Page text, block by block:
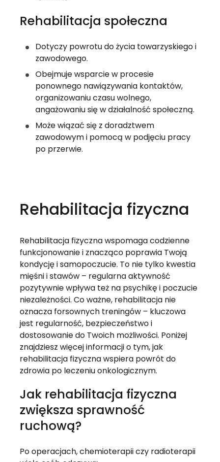
Rehabilitacja społeczna
Dotyczy powrotu do życia towarzyskiego i
zawodowego.
Obejmuje wsparcie w procesie
ponownego nawiązywania kontaktów,
organizowaniu czasu wolnego,
angażowaniu się w działalność społeczną.
Może wiązać się z doradztwem
zawodowym i pomocą w podjęciu pracy
po przerwie.
Rehabilitacja fizyczna
Rehabilitacja fizyczna wspomaga codzienne
funkcjonowanie i znacząco poprawia Twoją
kondycję i samopoczucie. To nie tylko kwestia
mięśni i stawów – regularna aktywność
pozytywnie wpływa też na psychikę i poczucie
niezależności. Co ważne, rehabilitacja nie
oznacza forsownych treningów – kluczowa
jest regularność, bezpieczeństwo i
dostosowanie do Twoich możliwości. Poniżej
znajdziesz więcej informacji o tym, jak
rehabilitacja fizyczna wspiera powrót do
zdrowia po leczeniu onkologicznym.
Jak rehabilitacja fizyczna
zwiększa sprawność
ruchową?
Po operacjach, chemioterapii czy radioterapii